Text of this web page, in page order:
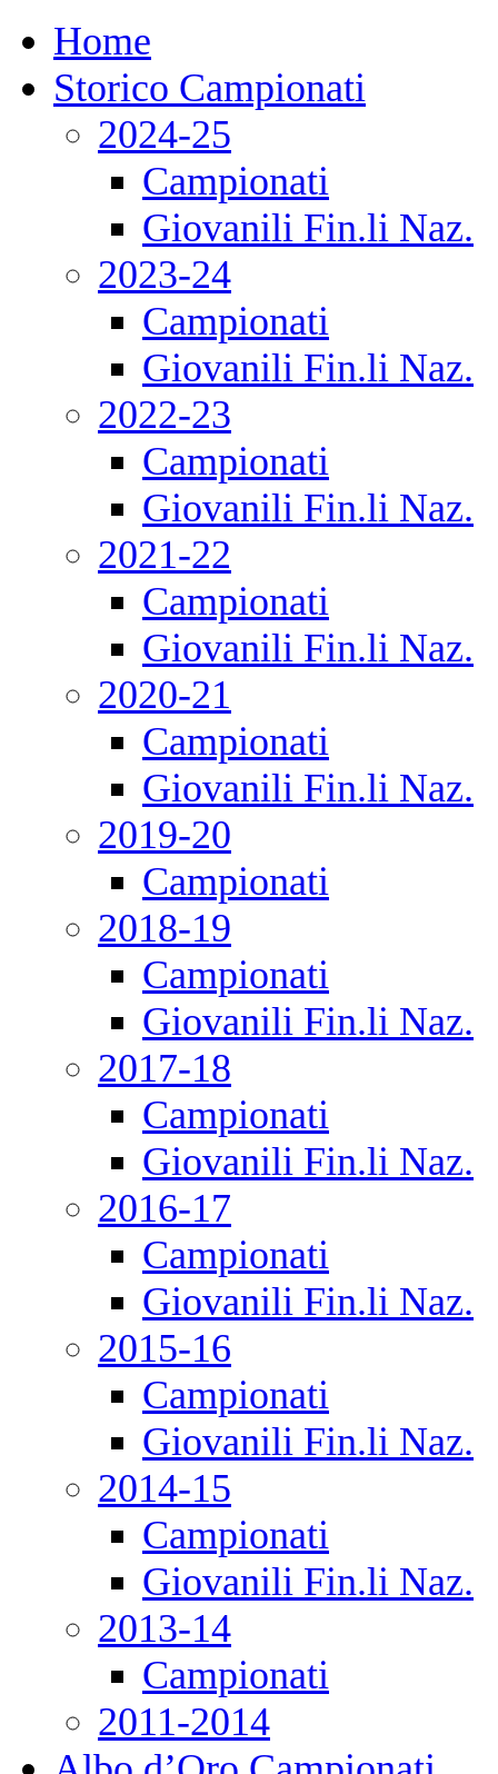
Home
Storico Campionati
2024-25
Campionati
Giovanili Fin.li Naz.
2023-24
Campionati
Giovanili Fin.li Naz.
2022-23
Campionati
Giovanili Fin.li Naz.
2021-22
Campionati
Giovanili Fin.li Naz.
2020-21
Campionati
Giovanili Fin.li Naz.
2019-20
Campionati
2018-19
Campionati
Giovanili Fin.li Naz.
2017-18
Campionati
Giovanili Fin.li Naz.
2016-17
Campionati
Giovanili Fin.li Naz.
2015-16
Campionati
Giovanili Fin.li Naz.
2014-15
Campionati
Giovanili Fin.li Naz.
2013-14
Campionati
2011-2014